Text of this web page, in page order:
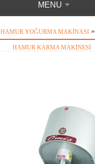
MENU
HAMUR YOĞURMA MAKINASI »
HAMUR KARMA MAKINESI